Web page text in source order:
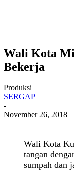
Wali Kota
Bekerja
Produksi
SERGAP
-
November 26, 2018
Wali Kota
tangan
sumpah dan